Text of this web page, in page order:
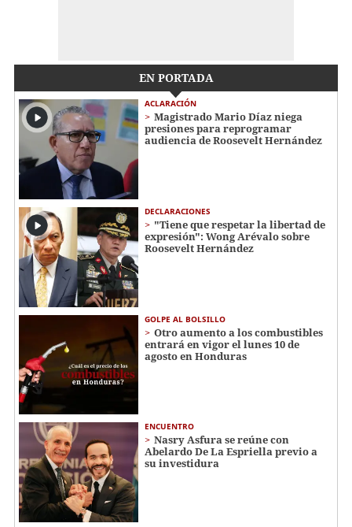
EN PORTADA
ACLARACIÓN
Magistrado Mario Díaz niega
presiones para reprogramar
audiencia de Roosevelt Hernández
DECLARACIONES
"Tiene que respetar la libertad de
expresión": Wong Arévalo sobre
Roosevelt Hernández
GOLPE AL BOLSILLO
Otro aumento a los combustibles
entrará en vigor el lunes 10 de
agosto en Honduras
ENCUENTRO
Nasry Asfura se reúne con
Abelardo De La Espriella previo a
su investidura